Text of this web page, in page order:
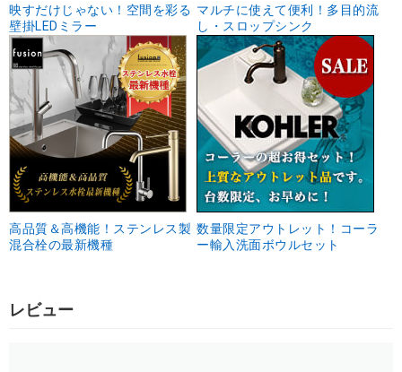
映すだけじゃない！空間を彩る
壁掛LEDミラー
マルチに使えて便利！多目的流
し・スロップシンク
高品質＆高機能！ステンレス製
混合栓の最新機種
数量限定アウトレット！コーラ
ー輸入洗面ボウルセット
レビュー